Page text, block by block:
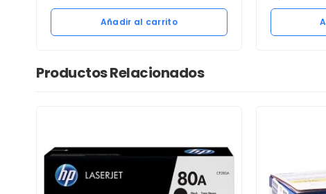
Añadir al carrito
Productos Relacionados